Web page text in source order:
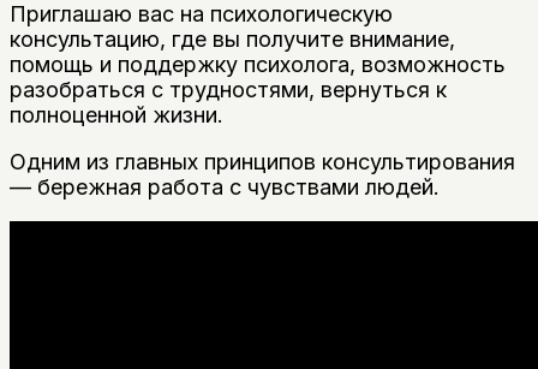
Приглашаю вас на психологическую
консультацию, где вы получите внимание,
помощь и поддержку психолога, возможность
разобраться с трудностями, вернуться к
полноценной жизни.
Одним из главных принципов консультирования
— бережная работа с чувствами людей.